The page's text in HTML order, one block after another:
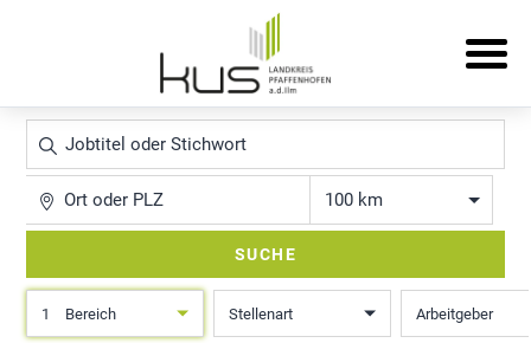
oder
Stichwort
Entfernung
SUCHE
1 Bereich Stellenart Arbeitgeber